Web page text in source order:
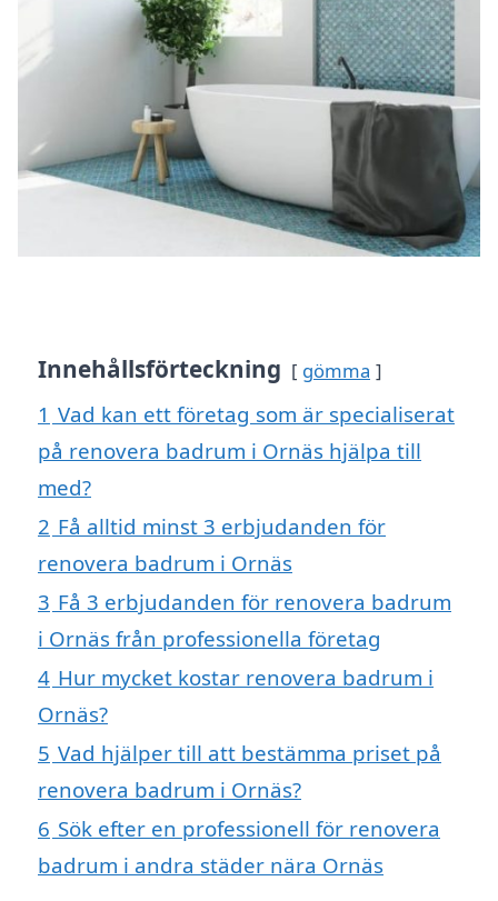
Innehållsförteckning gömma
1 Vad kan ett företag som är specialiserat
på renovera badrum i Ornäs hjälpa till
med?
2 Få alltid minst 3 erbjudanden för
renovera badrum i Ornäs
3 Få 3 erbjudanden för renovera badrum
i Ornäs från professionella företag
4 Hur mycket kostar renovera badrum i
Ornäs?
5 Vad hjälper till att bestämma priset på
renovera badrum i Ornäs?
6 Sök efter en professionell för renovera
badrum i andra städer nära Ornäs